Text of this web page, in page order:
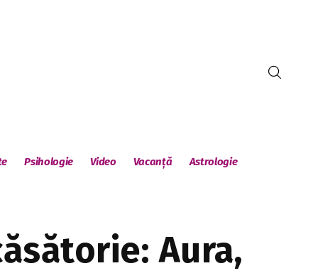
Psihologie Video Vacanță Astrologie
Aura,